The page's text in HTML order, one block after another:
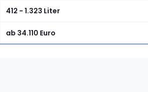
412 - 1.323 Liter
ab 34.110 Euro